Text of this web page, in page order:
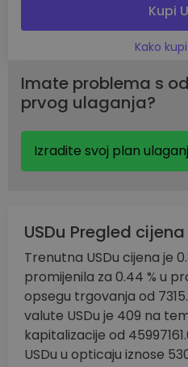
Kupi
Kako
Imate problema s
prvog ulaganja?
Izradite svoj plan
USDu Pregled cijena
Trenutna USDu cijena je
promijenila za 0.44 % u
opsegu trgovanja od
valute USDu je 409 na
kapitalizacije od
USDu u opticaju iznose